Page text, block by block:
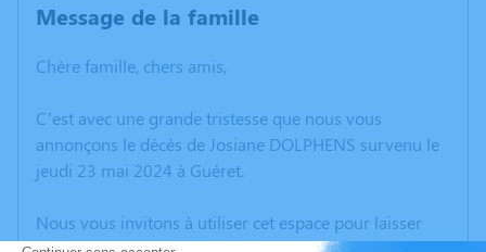
Message de la famille
Chère famille, chers amis,
C’est avec une grande tristesse que nous vous
annonçons le décès de Josiane DOLPHENS survenu le
jeudi 23 mai 2024 à Guéret.
Nous vous invitons à utiliser cet espace pour laisser